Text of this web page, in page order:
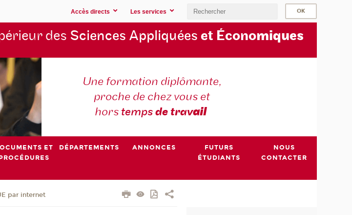
Accès directs Les services
des Sciences Appliquées et Économiques
Une formation diplômante,
proche de chez vous et
hors tempsde travail
ET
DÉPARTEMENTS ANNONCES
FUTURS
ÉTUDIANTS
NOUS
CONTACTER
par internet